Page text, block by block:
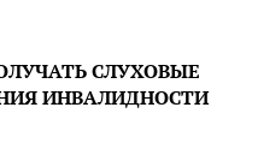
СЛУХОВЫЕ
ИНВАЛИДНОСТИ